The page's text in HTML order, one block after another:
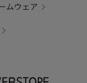
ムウェア